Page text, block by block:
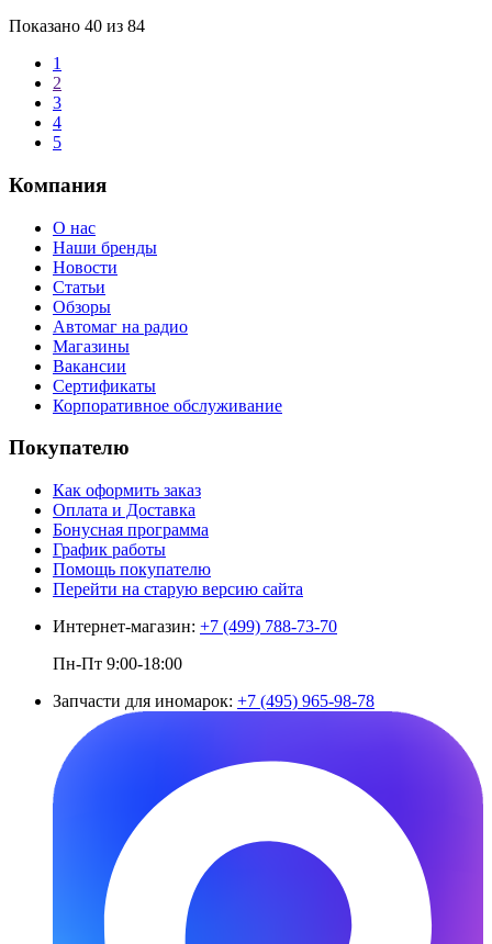
Показано 40 из 84
1
2
3
4
5
Компания
О нас
Наши бренды
Новости
Статьи
Обзоры
Автомаг на радио
Магазины
Вакансии
Сертификаты
Корпоративное обслуживание
Покупателю
Как оформить заказ
Оплата и Доставка
Бонусная программа
График работы
Помощь покупателю
Перейти на старую версию сайта
Интернет-магазин: +7 (499) 788-73-70
Пн-Пт 9:00-18:00
Запчасти для иномарок: +7 (495) 965-98-78